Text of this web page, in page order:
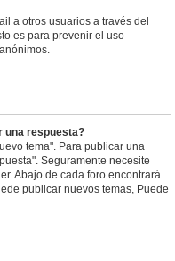
a otros usuarios a través del
es para prevenir el uso
una respuesta?
tema". Para publicar una
Seguramente necesite
Abajo de cada foro encontrará
publicar nuevos temas, Puede